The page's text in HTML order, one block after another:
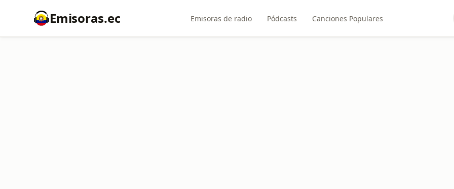
Emisoras.ec Emisoras de radio Pódcasts Canciones Populares